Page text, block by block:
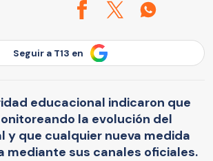
Seguir a T13 en
educacional indicaron que
la evolución del
y que cualquier nueva medida
mediante sus canales oficiales.